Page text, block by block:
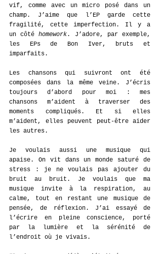
vif, comme avec un micro posé dans un
champ. J’aime que l’EP garde cette
fragilité, cette imperfection. Il y a
un côté homework. J’adore, par exemple,
les EPs de Bon Iver, bruts et
imparfaits.
Les chansons qui suivront ont été
composées dans la même veine. J’écris
toujours d’abord pour moi : mes
chansons m’aident à traverser des
moments compliqués. Et si elles
m’aident, elles peuvent peut-être aider
les autres.
Je voulais aussi une musique qui
apaise. On vit dans un monde saturé de
stress : je ne voulais pas ajouter du
bruit au bruit. Je voulais que ma
musique invite à la respiration, au
calme, tout en restant une musique de
pensée, de réflexion. J’ai essayé de
l’écrire en pleine conscience, porté
par la lumière et la sérénité de
l’endroit où je vivais.